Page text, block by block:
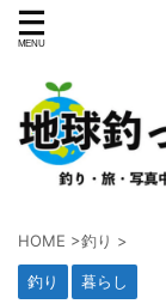
HOME >釣り >
釣り 暮らし